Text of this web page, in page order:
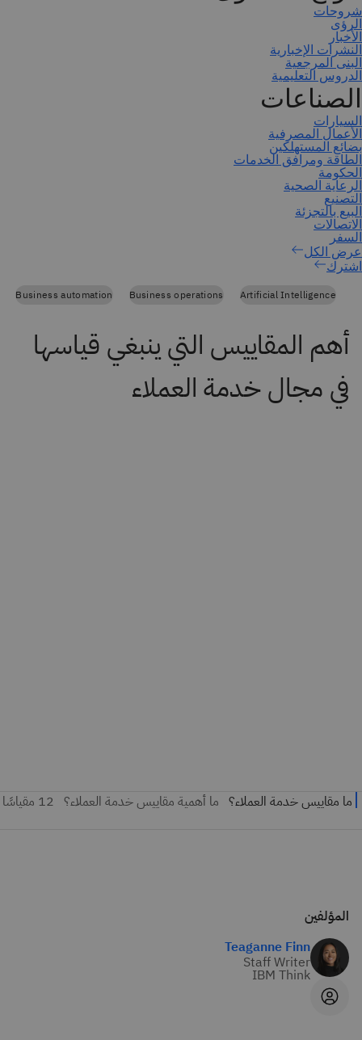
اشترك
Artificial Intelligence
Business operations
Business automation
أهم المقاييس التي ينبغي قياسها
في مجال خدمة العملاء
المؤلفين
Teaganne Finn
Staff Writer
IBM Think